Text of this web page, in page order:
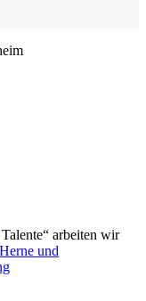
arbeiten wir
und